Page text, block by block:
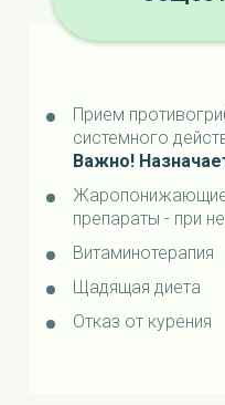
Прием
системного
Важно!
препараты - при
Витаминотерапия
Щадящая диета
Отказ от курения